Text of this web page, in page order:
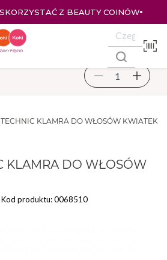
Z BEAUTY COINÓW
KLAMRA DO WŁOSÓW KWIATEK
KLAMRA DO WŁOSÓW
Kod produktu: 0068510